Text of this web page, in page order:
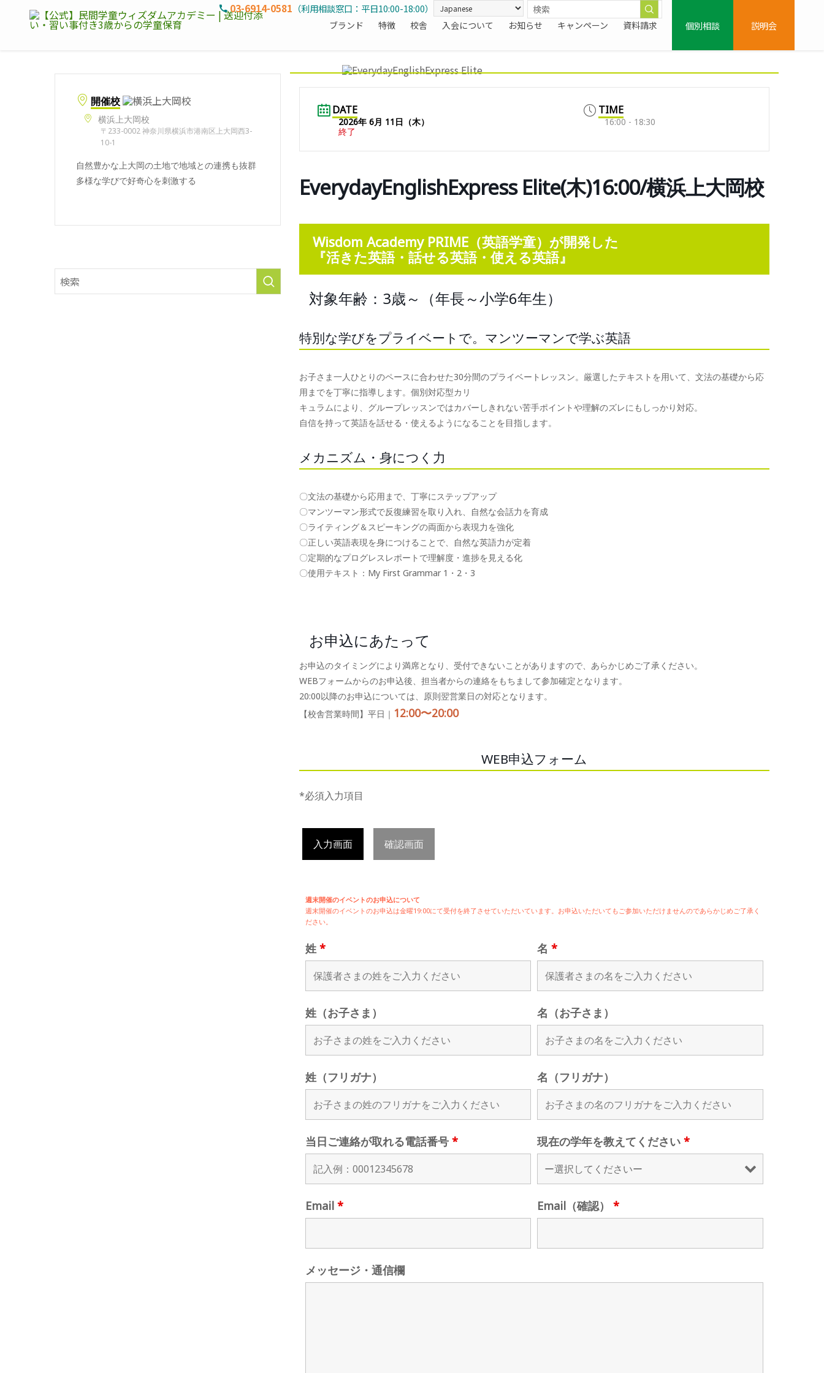
ブランド 特徴 校舎 入会について お知らせ キャンペーン 資料請求
03-6914-0581 （利用相談窓口：平日10:00-18:00）
個別相談
説明会
開催校
横浜上大岡校
〒233-0002 神奈川県横浜市港南区上大岡西3-
10-1
自然豊かな上大岡の土地で地域との連携も抜群
多様な学びで好奇心を刺激する
DATE
2026年 6月 11日（木）
終了
TIME
16:00 - 18:30
EverydayEnglishExpress Elite(木)16:00/横浜上大岡校
Wisdom Academy PRIME（英語学童）が開発した
『活きた英語・話せる英語・使える英語』
対象年齢：3歳～（年長～小学6年生）
特別な学びをプライベートで。マンツーマンで学ぶ英語
お子さま一人ひとりのペースに合わせた30分間のプライベートレッスン。厳選したテキストを用いて、文法の基礎から応
用までを丁寧に指導します。個別対応型カリ
キュラムにより、グループレッスンではカバーしきれない苦手ポイントや理解のズレにもしっかり対応。
自信を持って英語を話せる・使えるようになることを目指します。
メカニズム・身につく力
〇文法の基礎から応用まで、丁寧にステップアップ
〇マンツーマン形式で反復練習を取り入れ、自然な会話力を育成
〇ライティング＆スピーキングの両面から表現力を強化
〇正しい英語表現を身につけることで、自然な英語力が定着
〇定期的なプログレスレポートで理解度・進捗を見える化
〇使用テキスト：My First Grammar 1・2・3
お申込にあたって
お申込のタイミングにより満席となり、受付できないことがありますので、あらかじめご了承ください。
WEBフォームからのお申込後、担当者からの連絡をもちまして参加確定となります。
20:00以降のお申込については、原則翌営業日の対応となります。
【校舎営業時間】平日｜ 12:00〜20:00
WEB申込フォーム
*必須入力項目
入力画面 確認画面
週末開催のイベントのお申込について
週末開催のイベントのお申込は金曜19:00にて受付を終了させていただいています。お申込いただいてもご参加いただけませんのであらかじめご了承く
ださい。
姓 * 名*
姓（お子さま） 名（お子さま）
姓（フリガナ） 名（フリガナ）
当日ご連絡が取れる電話番号 * 現在の学年を教えてください*
Email * Email（確認）*
メッセージ・通信欄